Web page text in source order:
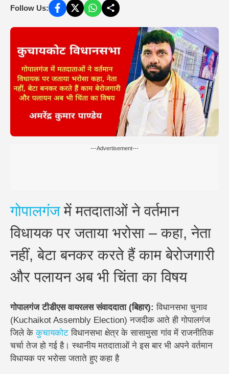
Follow Us:
---Advertisement---
गोपालगंजमें मतदाताओं ने वर्तमान
विधायक पर जताया भरोसा – कहा, नेता
नहीं, बेटा बनकर करते हैं काम बेरोजगारी
और पलायन अब भी चिंता का विषय
गोपालगंज टीडीएस वायरलस संवाददाता (बिहार): विधानसभा चुनाव
(Kuchaikot Assembly Election) नजदीक आते ही गोपालगंज
जिले केकुचायकोट विधानसभा क्षेत्र के सासामुसा गांव में राजनीतिक
चर्चा तेज हो गई है। स्थानीय मतदाताओं ने इस बार भी अपने वर्तमान
विधायक पर भरोसा जताते हुए कहा है